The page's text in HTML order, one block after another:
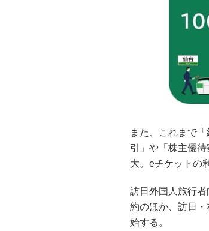
また、これまで
引」や「株主優
大。eチケットの
訪日外国人旅行
約のほか、訪日
始する。